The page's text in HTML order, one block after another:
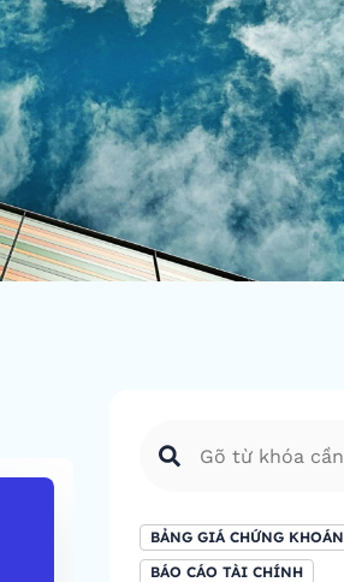
FTSE 100
8,679.88
BẢNG GIÁ CHỨNG KHOÁN
BÁO CÁO TÀI CHÍNH